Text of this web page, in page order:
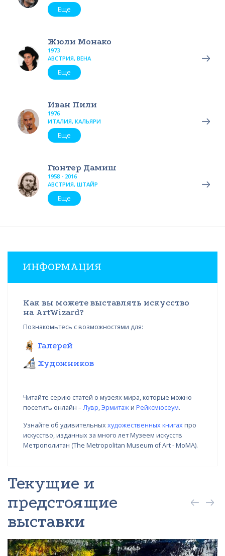
Еще
Жюли Монако
1973
АВСТРИЯ, ВЕНА
Еще
Иван Пили
1976
ИТАЛИЯ, КАЛЬЯРИ
Еще
Гюнтер Дамиш
1958 - 2016
АВСТРИЯ, ШТАЙР
Еще
ИНФОРМАЦИЯ
Как вы можете выставлять искусство
на ArtWizard?
Познакомьтесь с возможностями для:
Галерей
Художников
Читайте серию статей о музеях мира, которые можно
посетить онлайн –Лувр,Эрмитажи Рейксмюсеум.
Узнайте об удивительных художественных книгах про
искусство, изданных за много лет Музеем искусств
Метрополитан (The Metropolitan Museum of Art - MoMA).
Текущие и
предстоящие
выставки